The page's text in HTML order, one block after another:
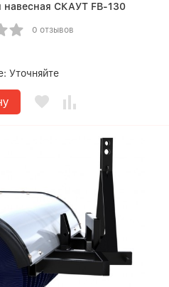
навесная СКАУТ FB-130
0 отзывов
Уточняйте